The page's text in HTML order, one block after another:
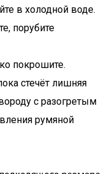
в холодной воде.
порубите
покрошите.
стечёт лишняя
с разогретым
румяной